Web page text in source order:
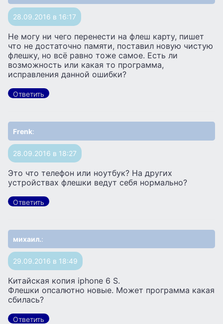
28.09.2016 в 16:17
Не могу ни чего перенести на флеш карту, пишет
что не достаточно памяти, поставил новую чистую
флешку, но всё равно тоже самое. Есть ли
возможность или какая то программа,
исправления данной ошибки?
Ответить
Frenk:
28.09.2016 в 18:27
Это что телефон или ноутбук? На других
устройствах флешки ведут себя нормально?
Ответить
михаил.:
29.09.2016 в 18:49
Китайская копия iphone 6 S.
Флешки опсалютно новые. Может программа какая
сбилась?
Ответить